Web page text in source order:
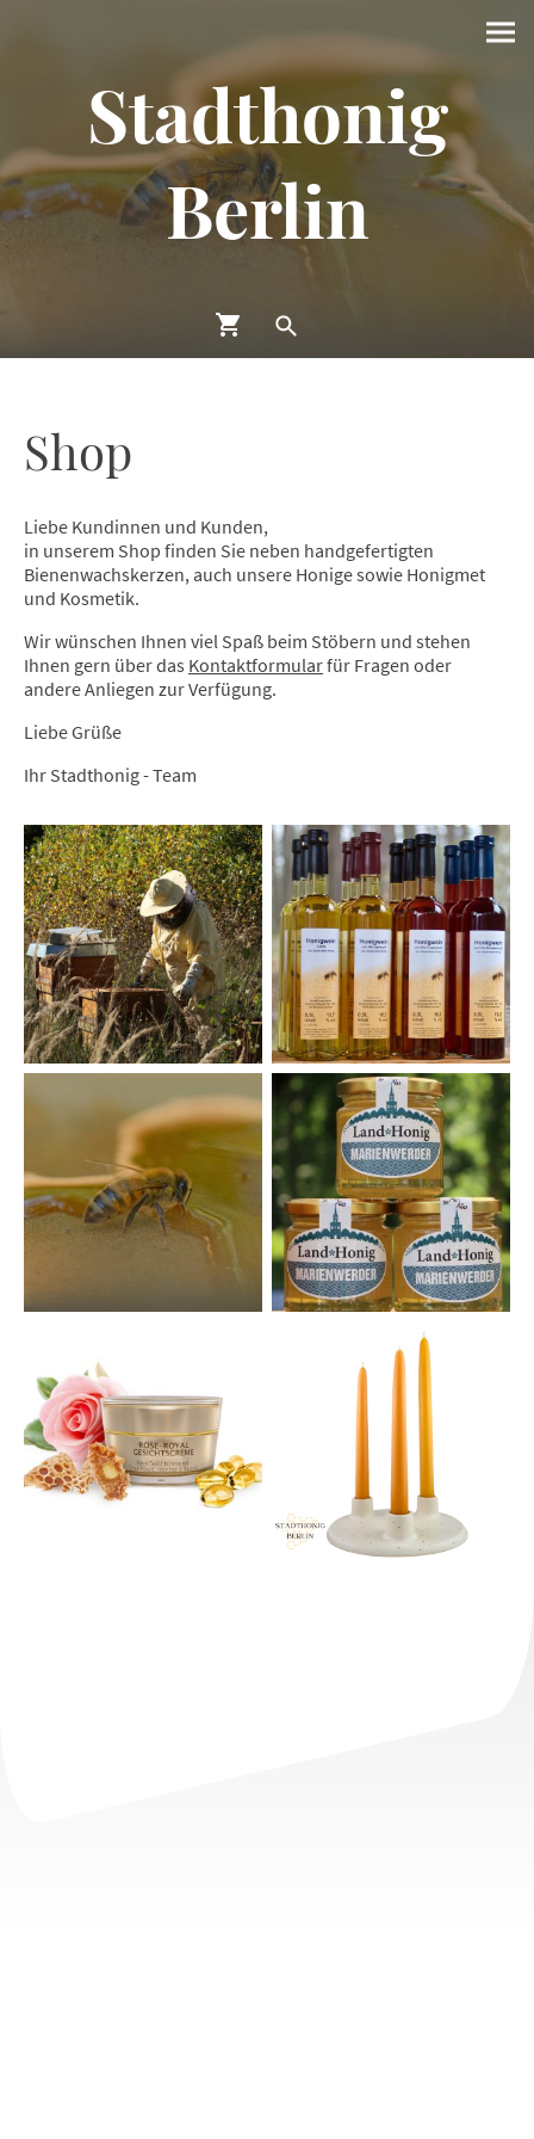
Stadthonig
Berlin
Shop
Liebe Kundinnen und Kunden,
in unserem Shop finden Sie neben handgefertigten
Bienenwachskerzen, auch unsere Honige sowie Honigmet
und Kosmetik.
Wir wünschen Ihnen viel Spaß beim Stöbern und stehen
Ihnen gern über das Kontaktformularfür Fragen oder
andere Anliegen zur Verfügung.
Liebe Grüße
Ihr Stadthonig - Team